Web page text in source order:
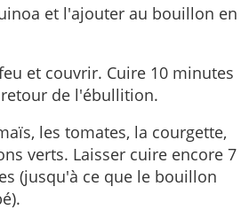
et l'ajouter au bouillon en
et couvrir. Cuire 10 minutes
de l'ébullition.
les tomates, la courgette,
verts. Laisser cuire encore 7
(jusqu'à ce que le bouillon